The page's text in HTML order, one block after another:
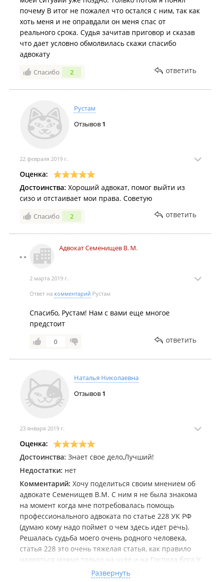
почему В итог не пожалел что остался с ним, так как
хоть меня и не оправдали он меня спас от
реального срока. Судья зачитав приговор и сказав
что дает условно обмолвилась скажи спасибо
адвокату
Спасибо 2 ответить
Рустам
Отзывов 1
22 февраля 2019 г.
Оценка:
Достоинства: Хороший адвокат, помог выйти из
сизо и отстаивает мои права. Советую
Спасибо 2 ответить
Адвокат Семенищев В. М.
2 марта 2019 г.
Ответ на комментарий Рустам
Спасибо, Рустам! Нам с вами еще многое
предстоит
0 ответить
Наталья Николаевна
Отзывов 1
23 января 2019 г.
Оценка:
Достоинства: Знает свое дело,Лучший!
Недостатки: нет
Комментарий: Хочу поделиться своим мнением об
адвокате Семенищев В.М. С ним я не была знакома
на момент когда мне потребовалась помощь
профессионального адвоката по статье 228 УК РФ
(думаю кому надо поймет о чем здесь идет речь).
Решалась судьба моего очень родного человека,
статья 228 это очень тяжелая статья, как правило
надеяться можно только на чудо и на Господа бога.У
нас практически не было шансов в лучшем случае
Развернуть